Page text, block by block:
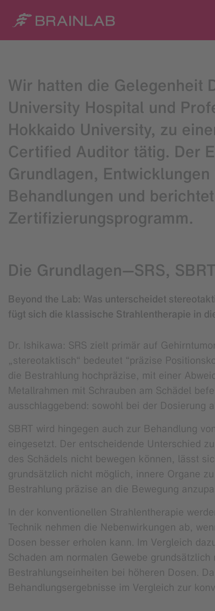
Wir hatten die Gelegenheit
University Hospital und
Hokkaido University, zu
Certified Auditor tätig. Der
Grundlagen,
Behandlungen und
Zertifizierungsprogramm.
Die Grundlagen—SRS,
Beyond the Lab: Was unterscheidet
fügt sich die klassische Strahlentherapie in
Dr. Ishikawa: SRS zielt primär auf
„stereotaktisch“ bedeutet “präzise
die Bestrahlung hochpräzise, mit einer
Metallrahmen mit Schrauben am Schädel
ausschlaggebend: sowohl bei der Dosierung
SBRT wird hingegen auch zur Behandlung
eingesetzt. Der entscheidende Unterschied
des Schädels nicht bewegen können, lässt
grundsätzlich nicht möglich, innere Organe
Bestrahlung präzise an die Bewegung
In der konventionellen Strahlentherapie
Technik nehmen die Nebenwirkungen ab,
Dosen besser erholen kann. Im Vergleich
Schaden am normalen Gewebe
Bestrahlungseinheiten bei höheren Dosen.
Behandlungsergebnisse im Vergleich zur